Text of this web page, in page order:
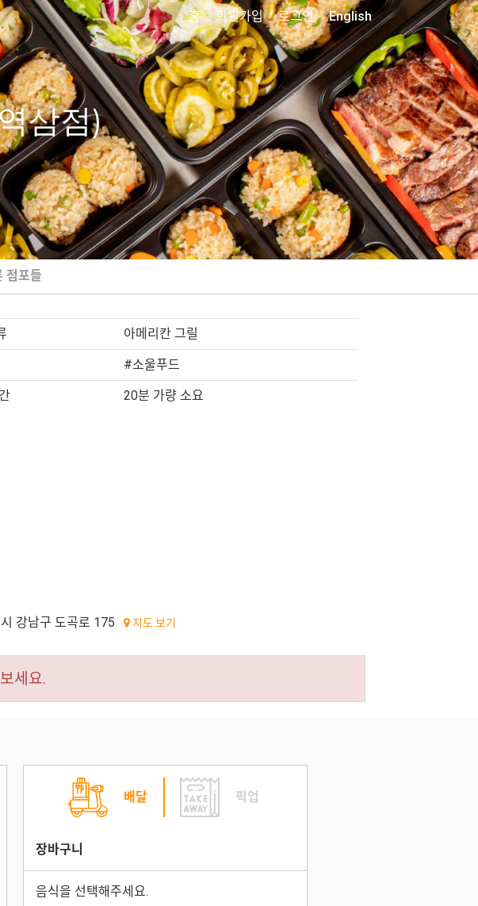
삼점)
홈 회원가입 로그인 English
점포들
아메리칸 그릴
#소울푸드
20분 가량 소요
강남구 도곡로 175 지도 보기
세요.
배달 픽업
장바구니
음식을 선택해주세요.